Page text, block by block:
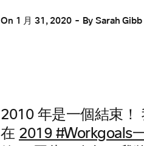
On 1 月 31, 2020 BySarah Gibb
2010 年是一個結束！
在 2019 #Workgoals